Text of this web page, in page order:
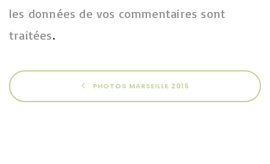
les données de vos commentaires sont
traitées.
PHOTOS MARSEILLE 2015